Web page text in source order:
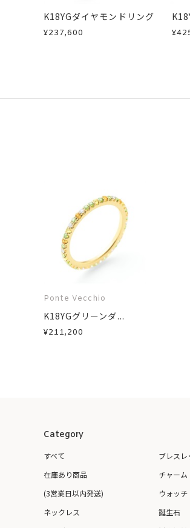
K18YGダイヤモンドリング
¥237,600
カ
Ponte Vecchio
K18YGグリーンダ...
¥211,200
Category
すべて
在庫あり商品
(3営業日以内発送)
ネックレス
ブレスレ
チャーム
ウォッチ
誕生石